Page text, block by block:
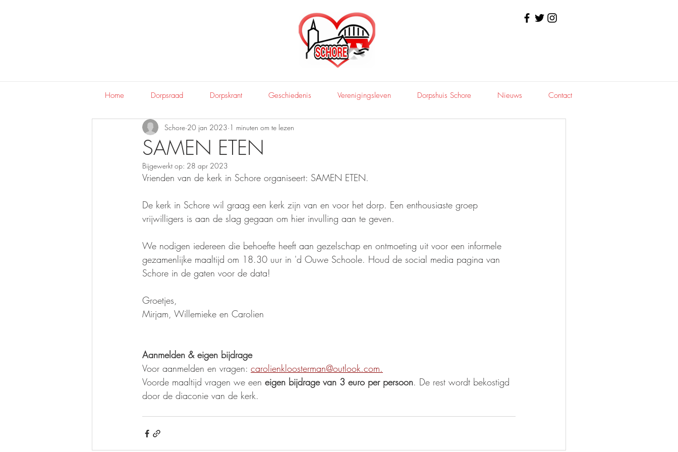
Home Dorpsraad Dorpskrant Geschiedenis Verenigingsleven Dorpshuis Schore Nieuws Contact
SAMEN ETEN
Schore 20 jan 2023 1 minuten om te lezen
Bijgewerkt op: 28 apr 2023
Vrienden van de kerk in Schore organiseert: SAMEN ETEN.
De kerk in Schore wil graag een kerk zijn van en voor het dorp. Een enthousiaste groep
vrijwilligers is aan de slag gegaan om hier invulling aan te geven.
We nodigen iedereen die behoefte heeft aan gezelschap en ontmoeting uit voor een informele
gezamenlijke maaltijd om 18.30 uur in 'd Ouwe Schoole. Houd de social media pagina van
Schore in de gaten voor de data!
Groetjes,
Mirjam, Willemieke en Carolien
Aanmelden & eigen bijdrage
Voor aanmelden en vragen: carolienkloosterman@outlook.com.
Voorde maaltijd vragen we een eigen bijdrage van 3 euro per persoon. De rest wordt bekostigd
door de diaconie van de kerk.